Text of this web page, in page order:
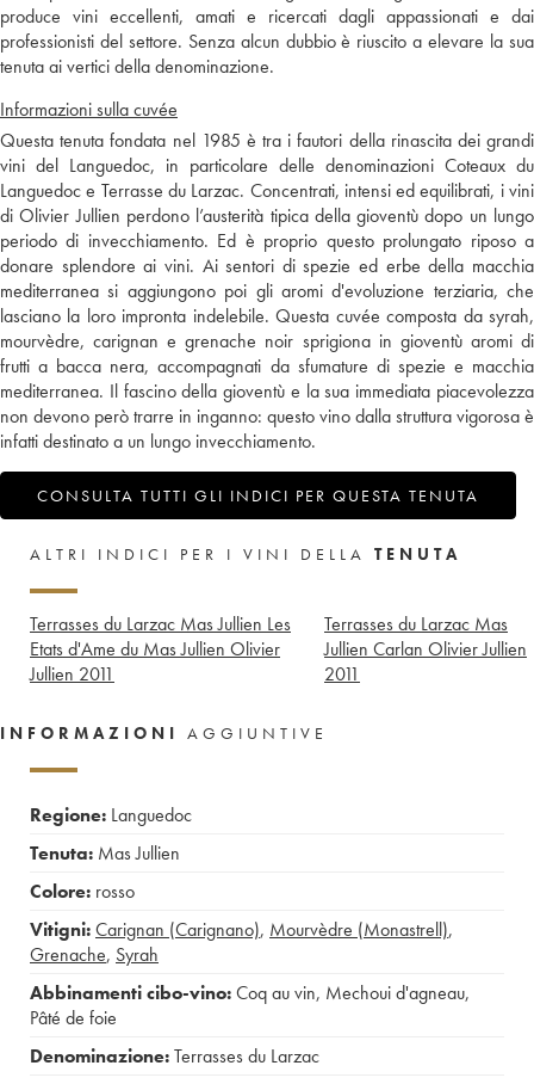
produce vini eccellenti, amati e ricercati dagli appassionati e dai
professionisti del settore. Senza alcun dubbio è riuscito a elevare la sua
tenuta ai vertici della denominazione.
Informazioni sulla cuvée
Questa tenuta fondata nel 1985 è tra i fautori della rinascita dei grandi
vini del Languedoc, in particolare delle denominazioni Coteaux du
Languedoc e Terrasse du Larzac. Concentrati, intensi ed equilibrati, i vini
di Olivier Jullien perdono l’austerità tipica della gioventù dopo un lungo
periodo di invecchiamento. Ed è proprio questo prolungato riposo a
donare splendore ai vini. Ai sentori di spezie ed erbe della macchia
mediterranea si aggiungono poi gli aromi d'evoluzione terziaria, che
lasciano la loro impronta indelebile. Questa cuvée composta da syrah,
mourvèdre, carignan e grenache noir sprigiona in gioventù aromi di
frutti a bacca nera, accompagnati da sfumature di spezie e macchia
mediterranea. Il fascino della gioventù e la sua immediata piacevolezza
non devono però trarre in inganno: questo vino dalla struttura vigorosa è
infatti destinato a un lungo invecchiamento.
CONSULTA TUTTI GLI INDICI PER QUESTA TENUTA
ALTRI INDICI PER I VINI DELLA TENUTA
Terrasses du Larzac Mas Jullien Les
Etats d'Ame du Mas Jullien Olivier
Jullien 2011
Terrasses du Larzac Mas
Jullien Carlan Olivier Jullien
2011
INFORMAZIONI AGGIUNTIVE
Regione: Languedoc
Tenuta: Mas Jullien
Colore: rosso
Vitigni:Carignan (Carignano), Mourvèdre (Monastrell),
Grenache, Syrah
Abbinamenti cibo-vino:Coq au vin, Mechoui d'agneau,
Pâté de foie
Denominazione:Terrasses du Larzac